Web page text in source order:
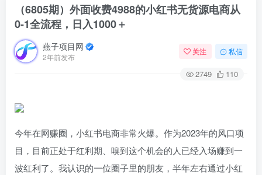
（6805期）外面收费4988的小红书无货源电商从
0-1全流程，日入1000＋
燕子项目网
2年前发布
关注 私信
2749 110
今年在网赚圈，小红书电商非常火爆。作为2023年的风口项
目，目前正处于红利期、嗅到这个机会的人已经入场赚到一
波红利了。我认识的一位圈子里的朋友，半年左右通过小红